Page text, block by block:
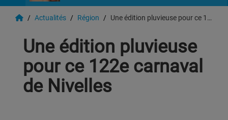
Actualités Région Une édition pluvieuse pour ce 122e carnaval de Nivelles
Une édition pluvieuse
pour ce 122e carnaval
de Nivelles